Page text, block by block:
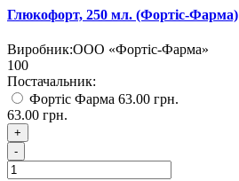
Глюкофорт, 250 мл. (Фортіс-Фарма)
Виробник:ООО «Фортіс-Фарма»
100
Постачальник:
Фортіс Фарма 63.00 грн.
63.00 грн.
+
-